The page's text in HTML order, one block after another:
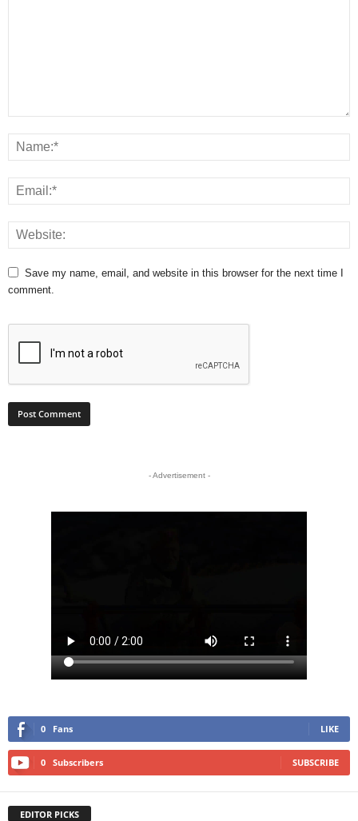
Save my name, email, and website in this browser for the next time I
comment.
- Advertisement -
0 Fans LIKE
0 Subscribers SUBSCRIBE
EDITOR PICKS